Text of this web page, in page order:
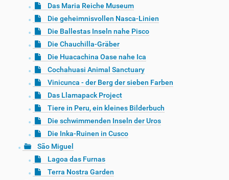
Das Maria Reiche Museum
Die geheimnisvollen Nasca-Linien
Die Ballestas Inseln nahe Pisco
Die Chauchilla-Gräber
Die Huacachina Oase nahe Ica
Cochahuasi Animal Sanctuary
Vinicunca - der Berg der sieben Farben
Das Llamapack Project
Tiere in Peru, ein kleines Bilderbuch
Die schwimmenden Inseln der Uros
Die Inka-Ruinen in Cusco
São Miguel
Lagoa das Furnas
Terra Nostra Garden